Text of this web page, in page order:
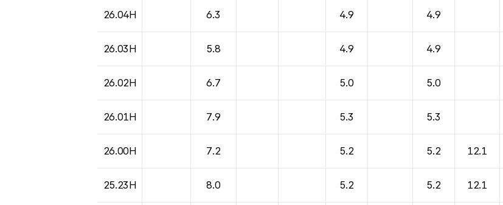
26.04H 6.3 4.9 4.9
26.03H 5.8 4.9 4.9
26.02H 6.7 5.0 5.0
26.01H 7.9 5.3 5.3
26.00H 7.2 5.2 5.2 12.1
25.23H 8.0 5.2 5.2 12.1